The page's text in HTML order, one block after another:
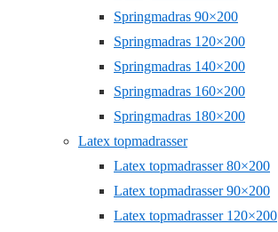
Springmadras 90×200
Springmadras 120×200
Springmadras 140×200
Springmadras 160×200
Springmadras 180×200
Latex topmadrasser
Latex topmadrasser 80×200
Latex topmadrasser 90×200
Latex topmadrasser 120×200